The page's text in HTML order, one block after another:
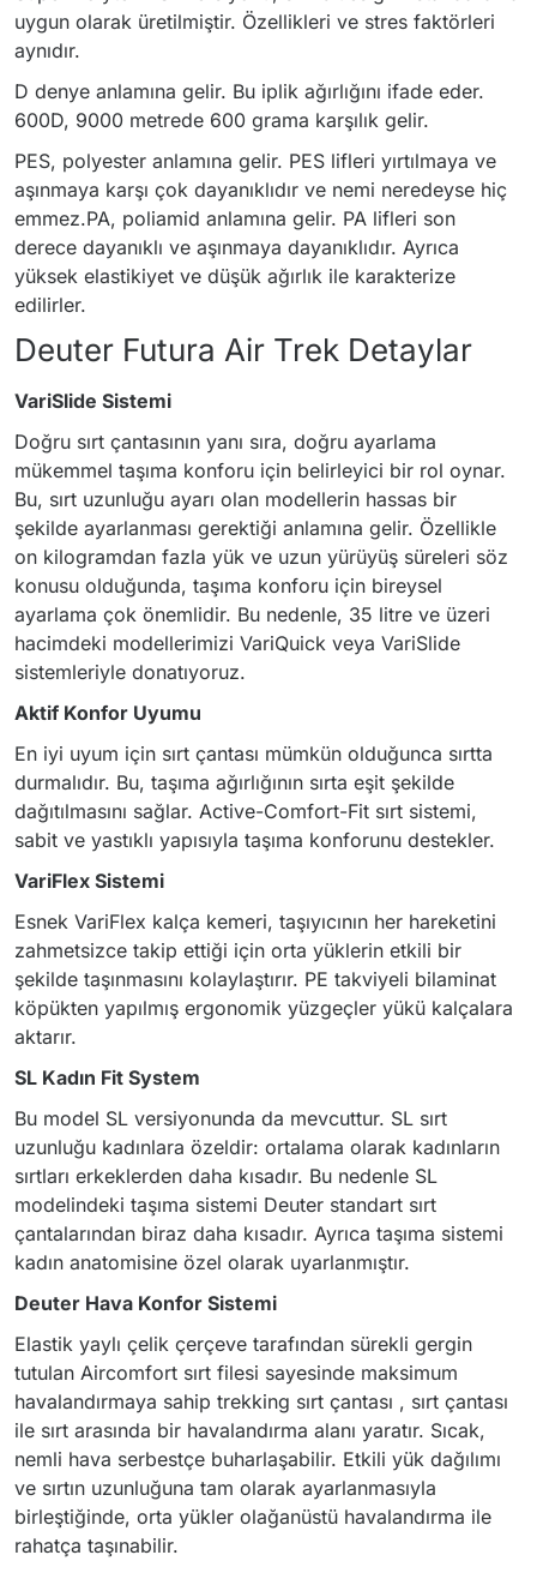
uygun olarak üretilmiştir. Özellikleri ve stres faktörleri
aynıdır.
D denye anlamına gelir. Bu iplik ağırlığını ifade eder.
600D, 9000 metrede 600 grama karşılık gelir.
PES, polyester anlamına gelir. PES lifleri yırtılmaya ve
aşınmaya karşı çok dayanıklıdır ve nemi neredeyse hiç
emmez.PA, poliamid anlamına gelir. PA lifleri son
derece dayanıklı ve aşınmaya dayanıklıdır. Ayrıca
yüksek elastikiyet ve düşük ağırlık ile karakterize
edilirler.
Deuter Futura Air Trek Detaylar
VariSlide Sistemi
Doğru sırt çantasının yanı sıra, doğru ayarlama
mükemmel taşıma konforu için belirleyici bir rol oynar.
Bu, sırt uzunluğu ayarı olan modellerin hassas bir
şekilde ayarlanması gerektiği anlamına gelir. Özellikle
on kilogramdan fazla yük ve uzun yürüyüş süreleri söz
konusu olduğunda, taşıma konforu için bireysel
ayarlama çok önemlidir. Bu nedenle, 35 litre ve üzeri
hacimdeki modellerimizi VariQuick veya VariSlide
sistemleriyle donatıyoruz.
Aktif Konfor Uyumu
En iyi uyum için sırt çantası mümkün olduğunca sırtta
durmalıdır. Bu, taşıma ağırlığının sırta eşit şekilde
dağıtılmasını sağlar. Active-Comfort-Fit sırt sistemi,
sabit ve yastıklı yapısıyla taşıma konforunu destekler.
VariFlex Sistemi
Esnek VariFlex kalça kemeri, taşıyıcının her hareketini
zahmetsizce takip ettiği için orta yüklerin etkili bir
şekilde taşınmasını kolaylaştırır. PE takviyeli bilaminat
köpükten yapılmış ergonomik yüzgeçler yükü kalçalara
aktarır.
SL Kadın Fit System
Bu model SL versiyonunda da mevcuttur. SL sırt
uzunluğu kadınlara özeldir: ortalama olarak kadınların
sırtları erkeklerden daha kısadır. Bu nedenle SL
modelindeki taşıma sistemi Deuter standart sırt
çantalarından biraz daha kısadır. Ayrıca taşıma sistemi
kadın anatomisine özel olarak uyarlanmıştır.
Deuter Hava Konfor Sistemi
Elastik yaylı çelik çerçeve tarafından sürekli gergin
tutulan Aircomfort sırt filesi sayesinde maksimum
havalandırmaya sahip trekking sırt çantası , sırt çantası
ile sırt arasında bir havalandırma alanı yaratır. Sıcak,
nemli hava serbestçe buharlaşabilir. Etkili yük dağılımı
ve sırtın uzunluğuna tam olarak ayarlanmasıyla
birleştiğinde, orta yükler olağanüstü havalandırma ile
rahatça taşınabilir.